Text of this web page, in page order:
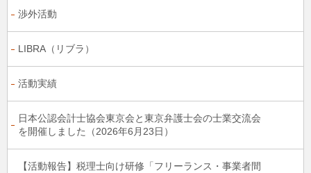
渉外活動
LIBRA（リブラ）
活動実績
日本公認会計士協会東京会と東京弁護士会の士業交流会
を開催しました（2026年6月23日）
【活動報告】税理士向け研修「フリーランス・事業者間